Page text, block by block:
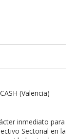
(Valencia)
inmediato para
Sectorial en la